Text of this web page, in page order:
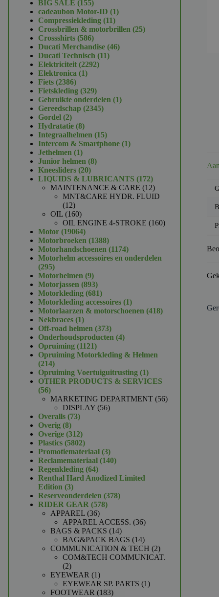
BIG SALE 155155
producten
cadeaubon Motor-ID 11
Compressiekleding 1111
producten
Crossbrillen & motorbrillen 2525
Crossshirts 586586
producten
Ducati Merchandise 4646
Ducati Technisch 1111
Elektriciteit 22922292
Elektronica 11
Fiets 23862386
producten
Fietskleding 329329
producten
Gebruikte onderdelen 11
Gereedschap 23452345
Gordel 22
producten
Hydratatie 88
producten
Integraalhelmen 1515
producten
Intercom & Smartphone 11
Jethelmen 11
product
Junior helmen 88
Kneesliders 2020
producten
LIQUIDS & LUBRICANTS 172172
producten
MAINTENANCE & CARE 1212
producten
MNT&CARE HYDR. FLUID
1212
producten
OIL 160160
producten
OIL ENGINE 4-STROKE 160160
Motor 1906419064
producten
Motorbroeken 13881388
producten
Motorhandschoenen 11741174
producten
Motorhelm accessoires en onderdelen
295295
producten
Motorhelmen 99
producten
Motorjassen 893893
producten
Motorkleding 681681
producten
Motorkleding accessoires 11
product
Motorlaarzen & motorschoenen 418418
Nekbraces 11
product
Off-road helmen 373373
producten
Onderhoudsproducten 44
Opruiming 11211121
producten
Opruiming Motorkleding & Helmen
214214
producten
Opruiming Voertuiguitrusting 11
product
OTHER PRODUCTS & SERVICES
5656
producten
MARKETING DEPARTMENT 5656
DISPLAY 5656
Overalls 7373
Overig 88
producten
Overige 312312
producten
Plastics 58025802
producten
Promotiemateriaal 33
producten
Reclamemateriaal 140140
Regenkleding 6464
producten
Renthal Hard Anodized Limited
Edition 33
producten
Reserveonderdelen 378378
RIDER GEAR 578578
APPAREL 3636
producten
APPAREL ACCESS. 3636
BAGS & PACKS 1414
producten
BAG&PACK BAGS 1414
producten
COMMUNICATION & TECH 22
producten
COM&TECH COMMUNICAT.
22
producten
EYEWEAR 11
product
EYEWEAR SP. PARTS 11
FOOTWEAR 183183